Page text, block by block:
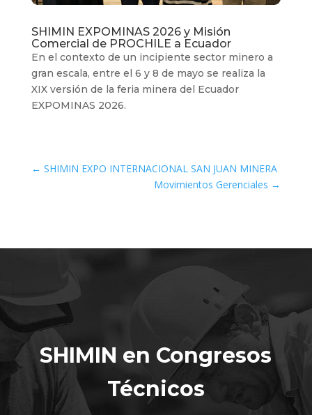
SHIMIN EXPOMINAS 2026 y Misión
Comercial de PROCHILE a Ecuador
En el contexto de un incipiente sector minero a
gran escala, entre el 6 y 8 de mayo se realiza la
XIX versión de la feria minera del Ecuador
EXPOMINAS 2026.
← SHIMIN EXPO INTERNACIONAL SAN JUAN MINERA
Movimientos Gerenciales →
SHIMIN en Congresos
Técnicos